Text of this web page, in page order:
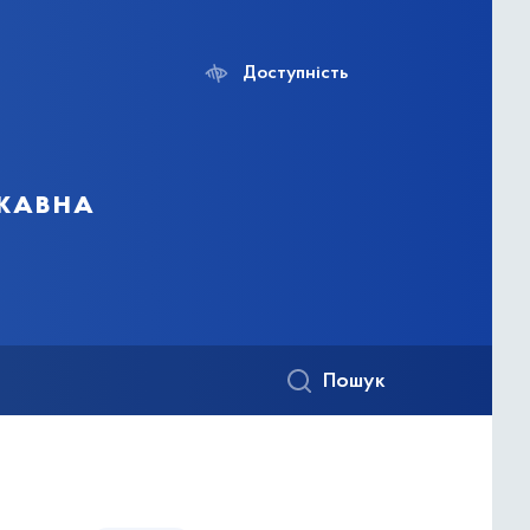
Доступність
Пошук